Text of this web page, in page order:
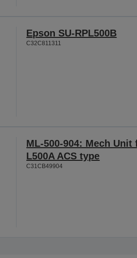
Epson SU-RPL500B
C32C811311
ML-500-904: Mech Unit
L500A ACS type
C31CB49904